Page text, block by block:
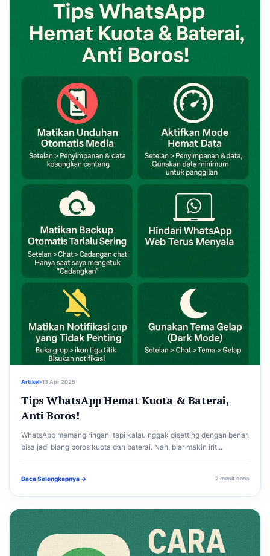
Artikel•13 Apr 2025
Tips WhatsApp Hemat Kuota & Baterai,
Anti Boros!
WhatsApp memang ringan, tapi kalau nggak disetting dengan benar,
bisa jadi biang boros kuota dan baterai. Nah, biar makin irit...
Baca Selengkapnya → 2 menit baca